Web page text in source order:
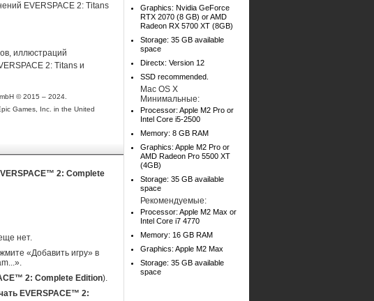
EVERSPACE 2: Titans
иллюстраций
2: Titans и
© 2015 – 2024.
Games, Inc. in the United
2: Complete
нет.
«Добавить игру» в
2: Complete Edition).
EVERSPACE™ 2:
Graphics: Nvidia GeForce
RTX 2070 (8 GB) or AMD
Radeon RX 5700 XT (8GB)
Storage: 35 GB available
space
Directx: Version 12
SSD recommended.
Mac OS X
Минимальные:
Processor: Apple M2 Pro or
Intel Core i5-2500
Memory: 8 GB RAM
Graphics: Apple M2 Pro or
AMD Radeon Pro 5500 XT
(4GB)
Storage: 35 GB available
space
Рекомендуемые:
Processor: Apple M2 Max or
Intel Core i7 4770
Memory: 16 GB RAM
Graphics: Apple M2 Max
Storage: 35 GB available
space